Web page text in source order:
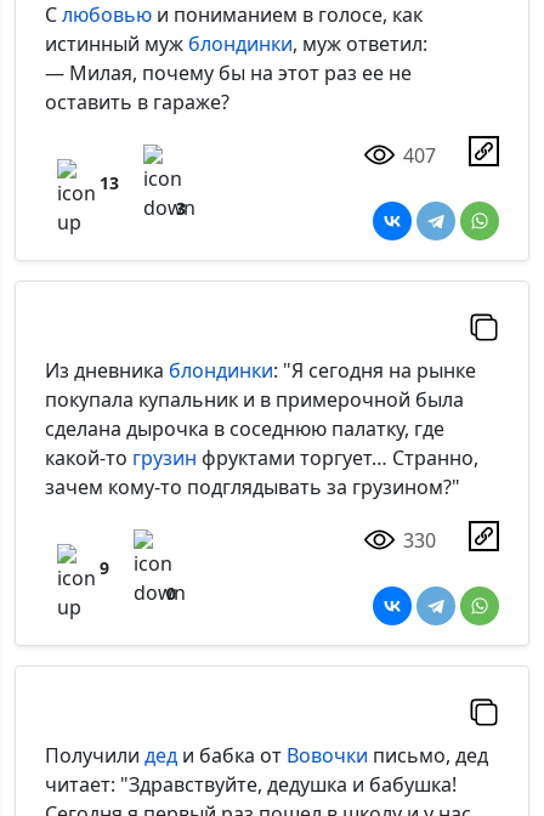
Слюбовью и пониманием в голосе, как
истинный муж блондинки, муж ответил:
— Милая, почему бы на этот раз ее не
оставить в гараже?
13
3
407
Из дневника блондинки: "Я сегодня на рынке
покупала купальник и в примерочной была
сделана дырочка в соседнюю палатку, где
какой-то грузин фруктами торгует… Странно,
зачем кому-то подглядывать за грузином?"
9
0
330
Получили дед и бабка от Вовочки письмо, дед
читает: "Здравствуйте, дедушка и бабушка!